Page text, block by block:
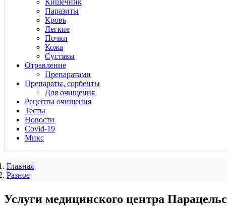
Кишечник
Паразиты
Кровь
Легкие
Почки
Кожа
Суставы
Отравление
Препаратами
Препараты, сорбенты
Для очищения
Рецепты очищения
Тесты
Новости
Covid-19
Микс
Главная
Разное
Услуги медицинского центра Парацельс